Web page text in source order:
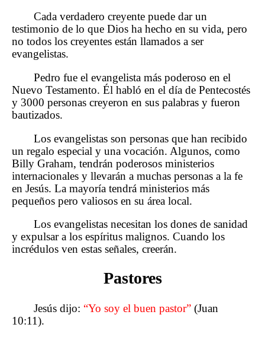
Cada verdadero creyente puede dar un
testimonio de lo que Dios ha hecho en su vida, pero
no todos los creyentes están llamados a ser
evangelistas.
Pedro fue el evangelista más poderoso en el
Nuevo Testamento. Él habló en el día de Pentecostés
y 3000 personas creyeron en sus palabras y fueron
bautizados.
Los evangelistas son personas que han recibido
un regalo especial y una vocación. Algunos, como
Billy Graham, tendrán poderosos ministerios
internacionales y llevarán a muchas personas a la fe
en Jesús. La mayoría tendrá ministerios más
pequeños pero valiosos en su área local.
Los evangelistas necesitan los dones de sanidad
y expulsar a los espíritus malignos. Cuando los
incrédulos ven estas señales, creerán.
Pastores
Jesús dijo: “Yo soy el buen pastor” (Juan
10:11).